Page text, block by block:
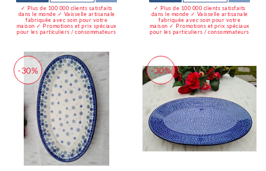
✓ Plus de 100 000 clients satisfaits
dans le monde ✓ Vaisselle artisanale
fabriquée avec soin pour votre
maison ✓ Promotions et prix spéciaux
pour les particuliers / consommateurs
✓ Plus de 100 000 clients satisfaits
dans le monde ✓ Vaisselle artisanale
fabriquée avec soin pour votre
maison ✓ Promotions et prix spéciaux
pour les particuliers / consommateurs
-30% -30%